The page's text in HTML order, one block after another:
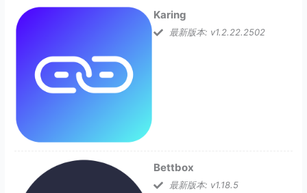
Karing
最新版本: v1.2.22.2502
Bettbox
最新版本: v1.18.5